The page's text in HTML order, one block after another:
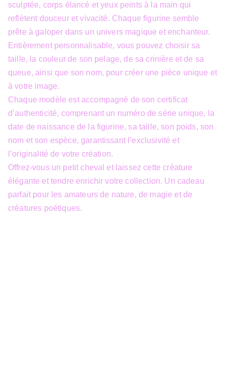
sculptée, corps élancé et yeux peints à la main qui
reflètent douceur et vivacité. Chaque figurine semble
prête à galoper dans un univers magique et enchanteur.
Entièrement personnalisable, vous pouvez choisir sa
taille, la couleur de son pelage, de sa crinière et de sa
queue, ainsi que son nom, pour créer une pièce unique et
à votre image.
Chaque modèle est accompagné de son certificat
d’authenticité, comprenant un numéro de série unique, la
date de naissance de la figurine, sa taille, son poids, son
nom et son espèce, garantissant l’exclusivité et
l’originalité de votre création.
Offrez-vous un petit cheval et laissez cette créature
élégante et tendre enrichir votre collection. Un cadeau
parfait pour les amateurs de nature, de magie et de
créatures poétiques.